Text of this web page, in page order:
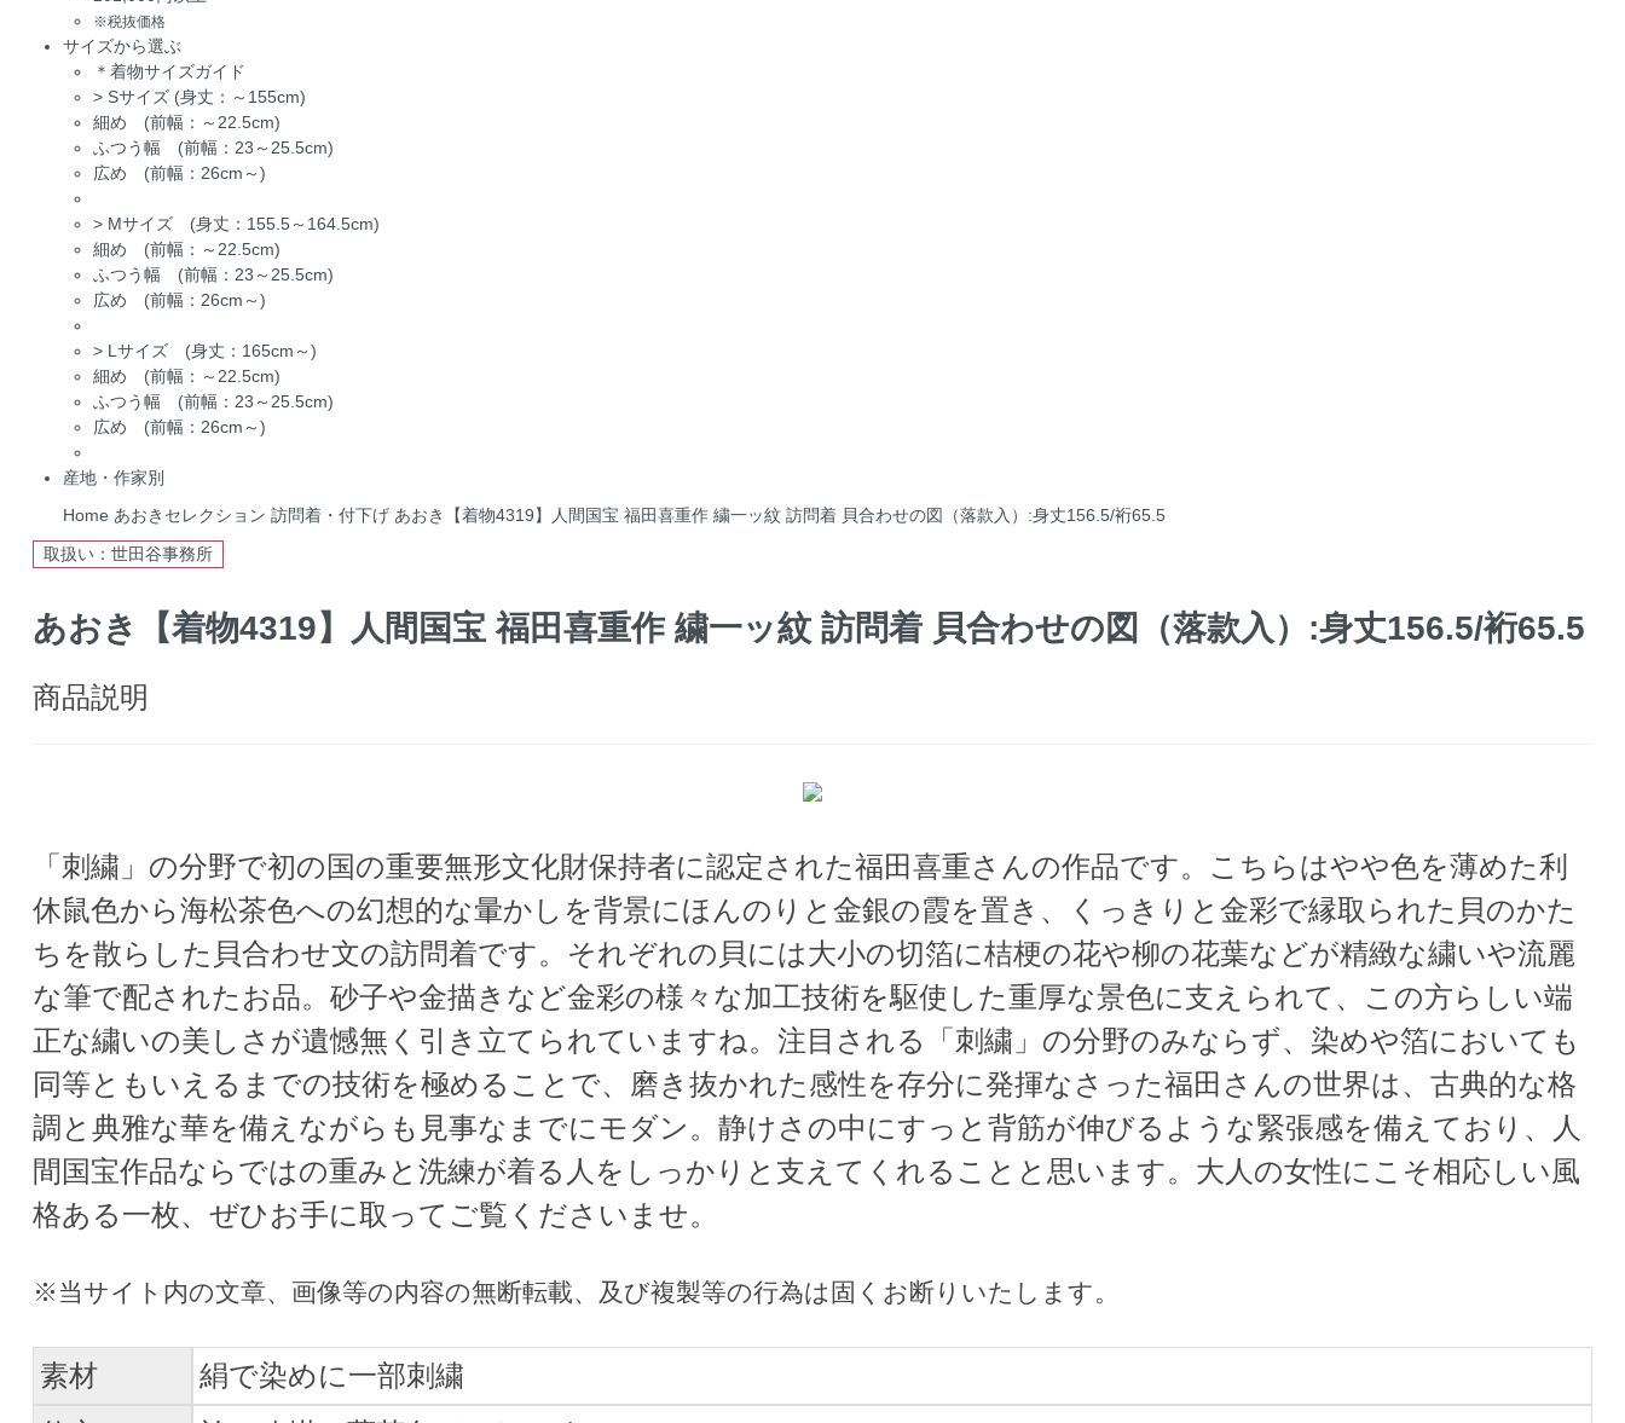
※税抜価格
サイズから選ぶ
＊着物サイズガイド
> Sサイズ (身丈：～155cm)
細め (前幅：～22.5cm)
ふつう幅 (前幅：23～25.5cm)
広め (前幅：26cm～)
> Mサイズ (身丈：155.5～164.5cm)
細め (前幅：～22.5cm)
ふつう幅 (前幅：23～25.5cm)
広め (前幅：26cm～)
> Lサイズ (身丈：165cm～)
細め (前幅：～22.5cm)
ふつう幅 (前幅：23～25.5cm)
広め (前幅：26cm～)
産地・作家別
Home あおきセレクション 訪問着・付下げ あおき【着物4319】人間国宝 福田喜重作 繍一ッ紋 訪問着 貝合わせの図（落款入）:身丈156.5/裄65.5
取扱い：世田谷事務所
あおき【着物4319】人間国宝 福田喜重作 繍一ッ紋 訪問着 貝合わせの図（落款入）:身丈156.5/裄65.5
商品説明
「刺繍」の分野で初の国の重要無形文化財保持者に認定された福田喜重さんの作品です。こちらはやや色を薄めた利
休鼠色から海松茶色への幻想的な暈かしを背景にほんのりと金銀の霞を置き、くっきりと金彩で縁取られた貝のかた
ちを散らした貝合わせ文の訪問着です。それぞれの貝には大小の切箔に桔梗の花や柳の花葉などが精緻な繍いや流麗
な筆で配されたお品。砂子や金描きなど金彩の様々な加工技術を駆使した重厚な景色に支えられて、この方らしい端
正な繍いの美しさが遺憾無く引き立てられていますね。注目される「刺繍」の分野のみならず、染めや箔においても
同等ともいえるまでの技術を極めることで、磨き抜かれた感性を存分に発揮なさった福田さんの世界は、古典的な格
調と典雅な華を備えながらも見事なまでにモダン。静けさの中にすっと背筋が伸びるような緊張感を備えており、人
間国宝作品ならではの重みと洗練が着る人をしっかりと支えてくれることと思います。大人の女性にこそ相応しい風
格ある一枚、ぜひお手に取ってご覧くださいませ。
素材
絹で染めに一部刺繍